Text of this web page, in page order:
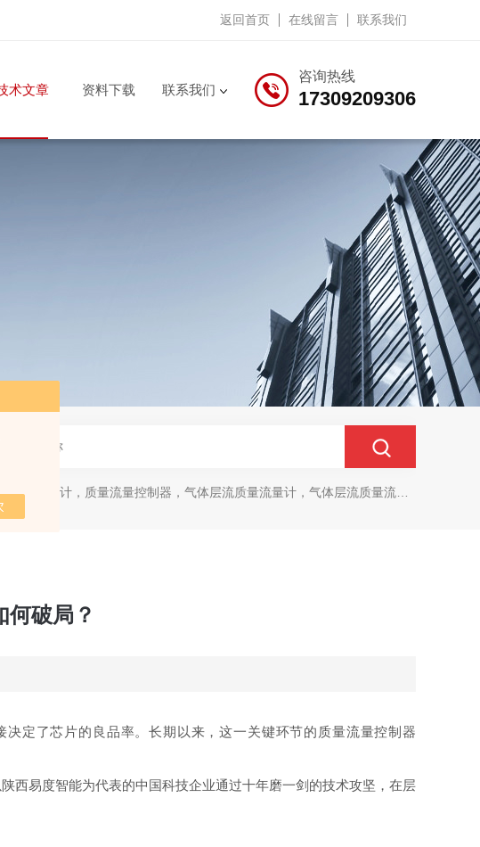
返回首页 在线留言 联系我们
咨询热线
17309209306
术文章 资料下载 联系我们
质量流量计，质量流量控制器，气体层流质量流量计，气体层流质量流量控制器
何破局？
定了芯片的良品率。长期以来，这一关键环节的质量流量控制器
西易度智能为代表的中国科技企业通过十年磨一剑的技术攻坚，在层